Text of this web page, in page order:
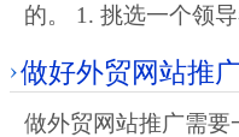
的。 1. 挑选一个领
做好外贸网站推
做外贸网站推广需